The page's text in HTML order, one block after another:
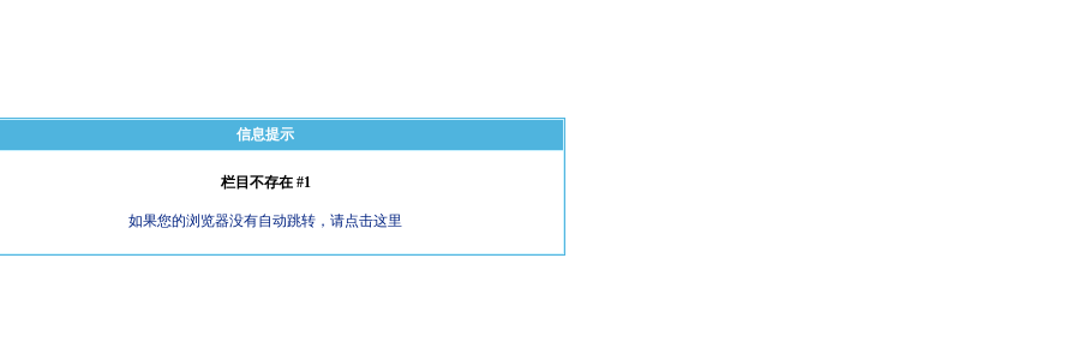
信息提示
栏目不存在 #1
如果您的浏览器没有自动跳转，请点击这里